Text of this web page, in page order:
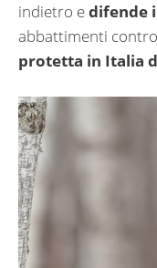
indietro edifende
abbattimenti
protetta in Italia